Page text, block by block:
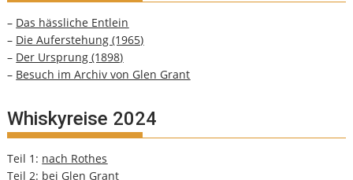
– Das hässliche Entlein
– Die Auferstehung (1965)
– Der Ursprung (1898)
– Besuch im Archiv von Glen Grant
Whiskyreise 2024
Teil 1: nach Rothes
Teil 2: bei Glen Grant